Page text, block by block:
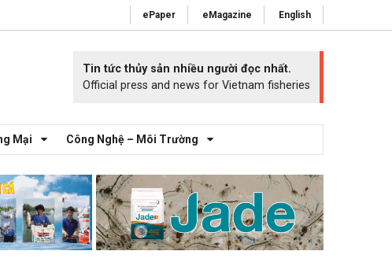
ePaper eMagazine English
Tin tức thủy sản nhiều người đọc nhất.
Official press and news for Vietnam fisheries
Mại Công Nghệ – Môi Trường